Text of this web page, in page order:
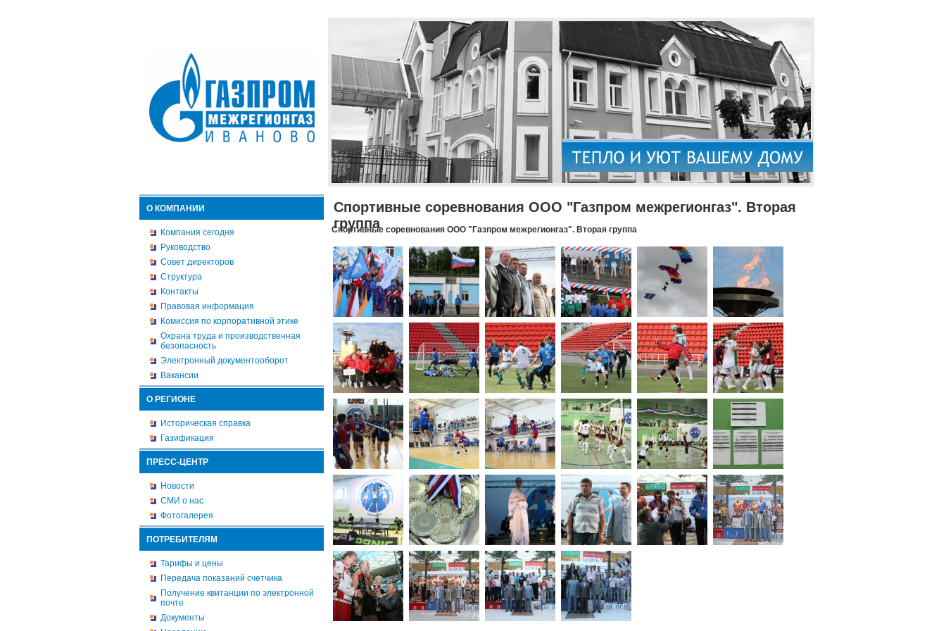
О КОМПАНИИ
Компания сегодня
Руководство
Совет директоров
Структура
Контакты
Правовая информация
Комиссия по корпоративной этике
Охрана труда и производственная
безопасность
Электронный документооборот
Вакансии
О РЕГИОНЕ
Историческая справка
Газификация
ПРЕСС-ЦЕНТР
Новости
СМИ о нас
Фотогалерея
ПОТРЕБИТЕЛЯМ
Тарифы и цены
Передача показаний счетчика
Получение квитанции по электронной
почте
Документы
Спортивные соревнования ООО "Газпром межрегионгаз". Вторая
группа
Спортивные соревнования ООО "Газпром межрегионгаз". Вторая группа